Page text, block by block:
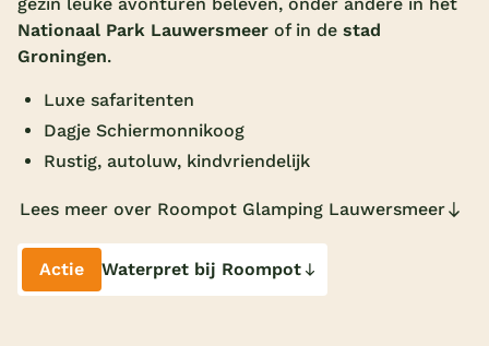
Nederland
Veluwe
Texel
gezin leuke avonturen beleven, onder andere in het
Nationaal Park Lauwersmeer of in de stad
Groningen.
Luxe safaritenten
Dagje Schiermonnikoog
Rustig, autoluw, kindvriendelijk
Lees meer over Roompot Glamping Lauwersmeer
Actie Waterpret bij Roompot